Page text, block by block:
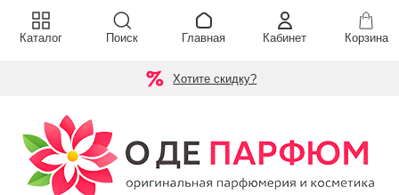
Хотите скидку?
Каталог Поиск Главная Кабинет Корзина